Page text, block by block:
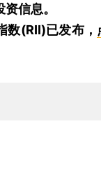
信息。
数(RII)已发布，